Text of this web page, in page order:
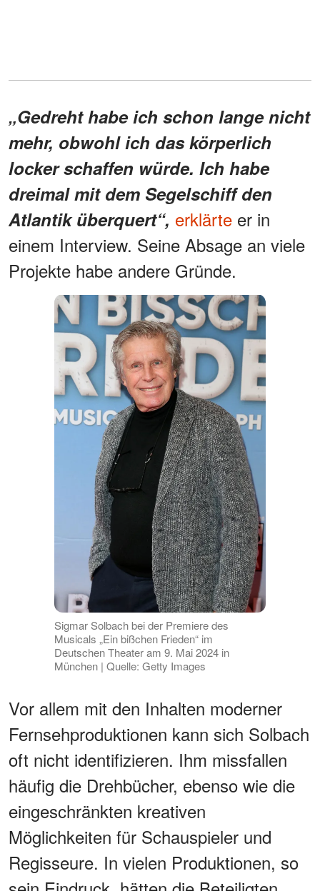
„Gedreht habe ich schon lange nicht
mehr, obwohl ich das körperlich
locker schaffen würde. Ich habe
dreimal mit dem Segelschiff den
Atlantik überquert“, erklärte er in
einem Interview. Seine Absage an viele
Projekte habe andere Gründe.
Sigmar Solbach bei der Premiere des
Musicals „Ein bißchen Frieden“ im
Deutschen Theater am 9. Mai 2024 in
München | Quelle: Getty Images
Vor allem mit den Inhalten moderner
Fernsehproduktionen kann sich Solbach
oft nicht identifizieren. Ihm missfallen
häufig die Drehbücher, ebenso wie die
eingeschränkten kreativen
Möglichkeiten für Schauspieler und
Regisseure. In vielen Produktionen, so